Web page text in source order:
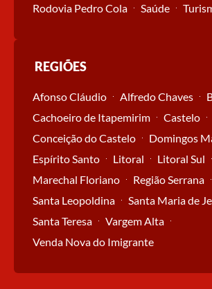
Rodovia Pedro Cola
Saúde
REGIÕES
Afonso Cláudio Alfredo Chaves
Cachoeiro de Itapemirim
Castelo
Conceição do Castelo
Domingos
Espírito Santo
Litoral
Litoral Sul
Marechal Floriano
Região Serrana
Santa Leopoldina
Santa Maria de
Santa Teresa
Vargem Alta
Venda Nova do Imigrante